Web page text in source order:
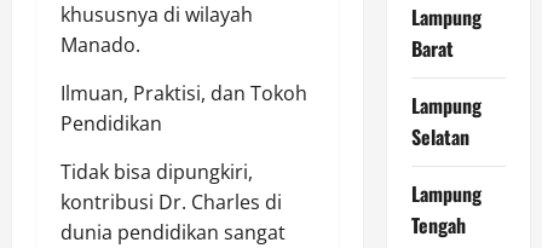
khususnya di wilayah
Manado.
Ilmuan, Praktisi, dan Tokoh
Pendidikan
Tidak bisa dipungkiri,
kontribusi Dr. Charles di
dunia pendidikan sangat
Lampung
Barat
Lampung
Selatan
Lampung
Tengah